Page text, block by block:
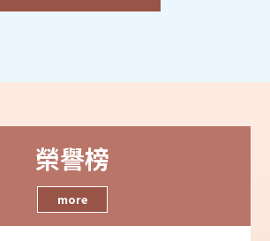
榮譽榜
more